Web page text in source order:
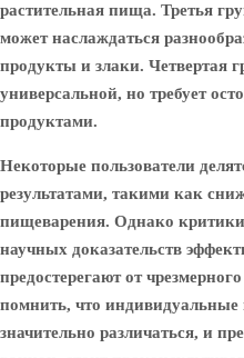
растительная пища. Третья
может наслаждаться
продукты и злаки. Четвертая
универсальной, но требует
продуктами.
Некоторые пользователи
результатами, такими как
пищеварения. Однако
научных доказательств
предостерегают от
помнить, что индивидуальные
значительно различаться, и